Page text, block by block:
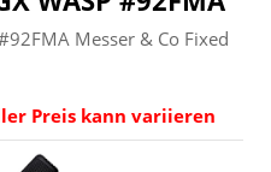
Messer & Co Fixed
Preis kann variieren